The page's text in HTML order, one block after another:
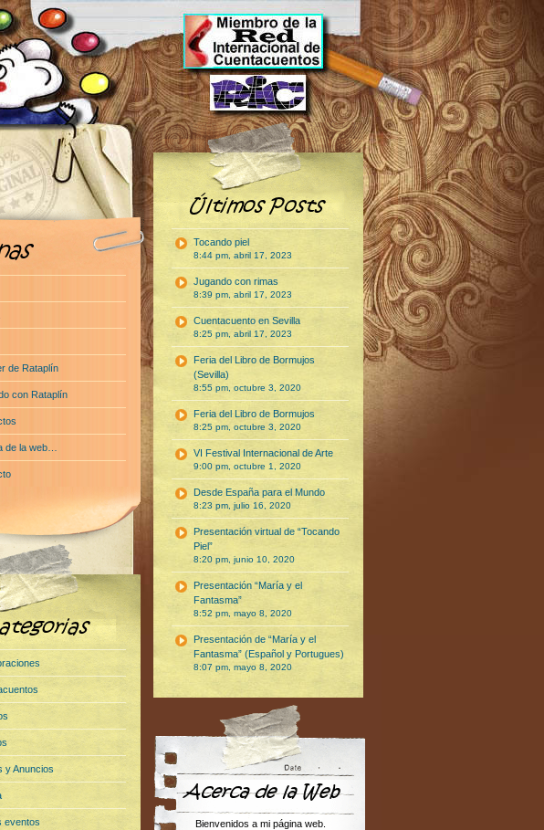
de Rataplín
con Rataplín
de la web…
y Anuncios
eventos
Tocando piel
8:44 pm, abril 17, 2023
Jugando con rimas
8:39 pm, abril 17, 2023
Cuentacuento en Sevilla
8:25 pm, abril 17, 2023
Feria del Libro de Bormujos
(Sevilla)
8:55 pm, octubre 3, 2020
Feria del Libro de Bormujos
8:25 pm, octubre 3, 2020
VI Festival Internacional de Arte
9:00 pm, octubre 1, 2020
Desde España para el Mundo
8:23 pm, julio 16, 2020
Presentación virtual de “Tocando
Piel”
8:20 pm, junio 10, 2020
Presentación “María y el
Fantasma”
8:52 pm, mayo 8, 2020
Presentación de “María y el
Fantasma” (Español y Portugues)
8:07 pm, mayo 8, 2020
Bienvenidos a mi página web.